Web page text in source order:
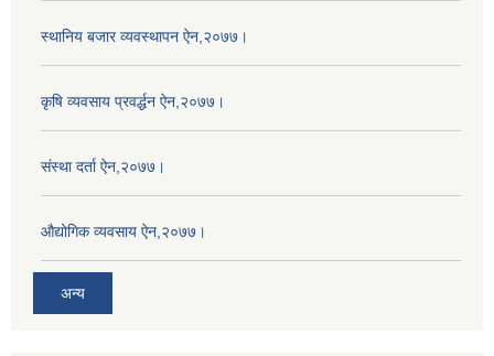
स्थानिय बजार व्यवस्थापन ऐन,२०७७।
कृषि व्यवसाय प्रवर्द्धन ऐन,२०७७।
संस्था दर्ता ऐन,२०७७।
औद्योगिक व्यवसाय ऐन,२०७७।
अन्य